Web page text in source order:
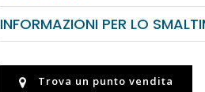
INFORMAZIONI PER LO
Trova un punto vendita